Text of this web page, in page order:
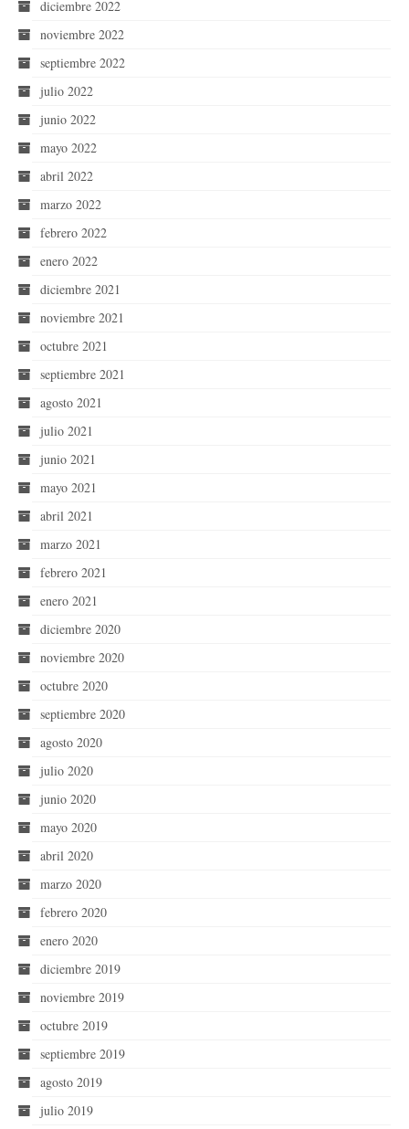
diciembre 2022
noviembre 2022
septiembre 2022
julio 2022
junio 2022
mayo 2022
abril 2022
marzo 2022
febrero 2022
enero 2022
diciembre 2021
noviembre 2021
octubre 2021
septiembre 2021
agosto 2021
julio 2021
junio 2021
mayo 2021
abril 2021
marzo 2021
febrero 2021
enero 2021
diciembre 2020
noviembre 2020
octubre 2020
septiembre 2020
agosto 2020
julio 2020
junio 2020
mayo 2020
abril 2020
marzo 2020
febrero 2020
enero 2020
diciembre 2019
noviembre 2019
octubre 2019
septiembre 2019
agosto 2019
julio 2019